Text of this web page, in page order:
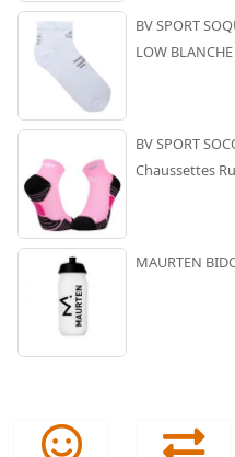
BV SPORT
LOW
BV SPORT
Chaussettes
MAURTEN